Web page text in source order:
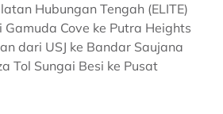
Hubungan Tengah (ELITE)
Cove ke Putra Heights
dari USJ ke Bandar Saujana
Tol Sungai Besi ke Pusat